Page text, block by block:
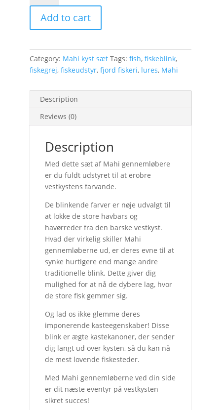
sæt
quantity
Add to cart
Category: Mahi kyst sæt Tags: fish, fiskeblink,
fiskegrej, fiskeudstyr, fjord fiskeri, lures, Mahi
Description
Reviews (0)
Description
Med dette sæt af Mahi gennemløbere
er du fuldt udstyret til at erobre
vestkystens farvande.
De blinkende farver er nøje udvalgt til
at lokke de store havbars og
havørreder fra den barske vestkyst.
Hvad der virkelig skiller Mahi
gennemløberne ud, er deres evne til at
synke hurtigere end mange andre
traditionelle blink. Dette giver dig
mulighed for at nå de dybere lag, hvor
de store fisk gemmer sig.
Og lad os ikke glemme deres
imponerende kasteegenskaber! Disse
blink er ægte kastekanoner, der sender
dig langt ud over kysten, så du kan nå
de mest lovende fiskesteder.
Med Mahi gennemløberne ved din side
er dit næste eventyr på vestkysten
sikret succes!